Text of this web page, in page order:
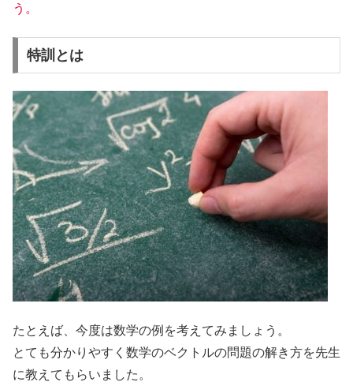
う。
特訓とは
たとえば、今度は数学の例を考えてみましょう。
とても分かりやすく数学のベクトルの問題の解き方を先生
に教えてもらいました。